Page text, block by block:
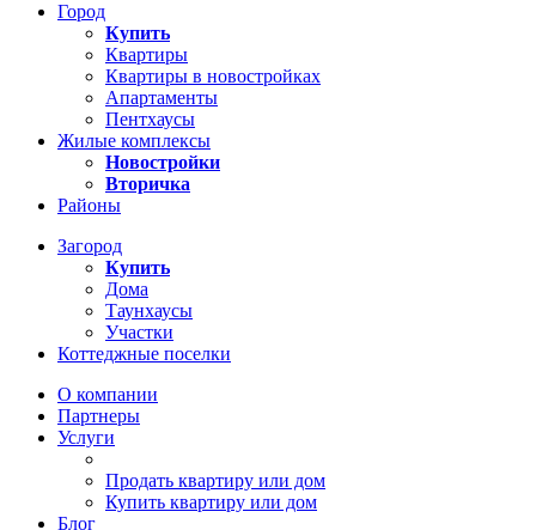
Город
Купить
Квартиры
Квартиры в новостройках
Апартаменты
Пентхаусы
Жилые комплексы
Новостройки
Вторичка
Районы
Загород
Купить
Дома
Таунхаусы
Участки
Коттеджные поселки
О компании
Партнеры
Услуги
Продать квартиру или дом
Купить квартиру или дом
Блог